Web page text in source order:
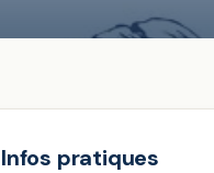
Infos pratiques